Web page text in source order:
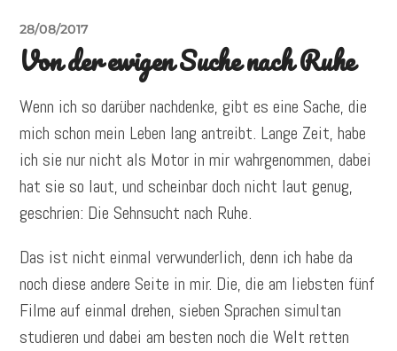
28/08/2017
Von der ewigen Suche nach Ruhe
Wenn ich so darüber nachdenke, gibt es eine Sache, die
mich schon mein Leben lang antreibt. Lange Zeit, habe
ich sie nur nicht als Motor in mir wahrgenommen, dabei
hat sie so laut, und scheinbar doch nicht laut genug,
geschrien: Die Sehnsucht nach Ruhe.
Das ist nicht einmal verwunderlich, denn ich habe da
noch diese andere Seite in mir. Die, die am liebsten fünf
Filme auf einmal drehen, sieben Sprachen simultan
studieren und dabei am besten noch die Welt retten